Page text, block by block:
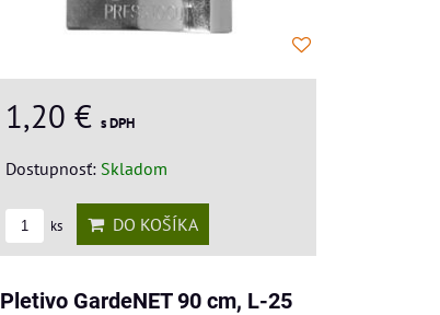
1,20 €s DPH
Dostupnosť: Skladom
ks DO KOŠÍKA
Pletivo GardeNET 90 cm, L-25